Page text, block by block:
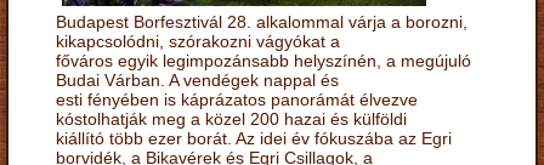
Budapest Borfesztivál 28. alkalommal várja a borozni,
kikapcsolódni, szórakozni vágyókat a
főváros egyik legimpozánsabb helyszínén, a megújuló
Budai Várban. A vendégek nappal és
esti fényében is káprázatos panorámát élvezve
kóstolhatják meg a közel 200 hazai és külföldi
kiállító több ezer borát. Az idei év fókuszába az Egri
borvidék, a Bikavérek és Egri Csillagok, a